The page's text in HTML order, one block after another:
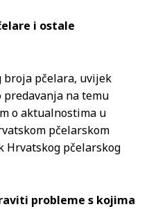
i ostale
broja pčelara, uvijek
na temu
o aktualnostima u
pčelarskom
Hrvatskog pčelarskog
probleme s kojima